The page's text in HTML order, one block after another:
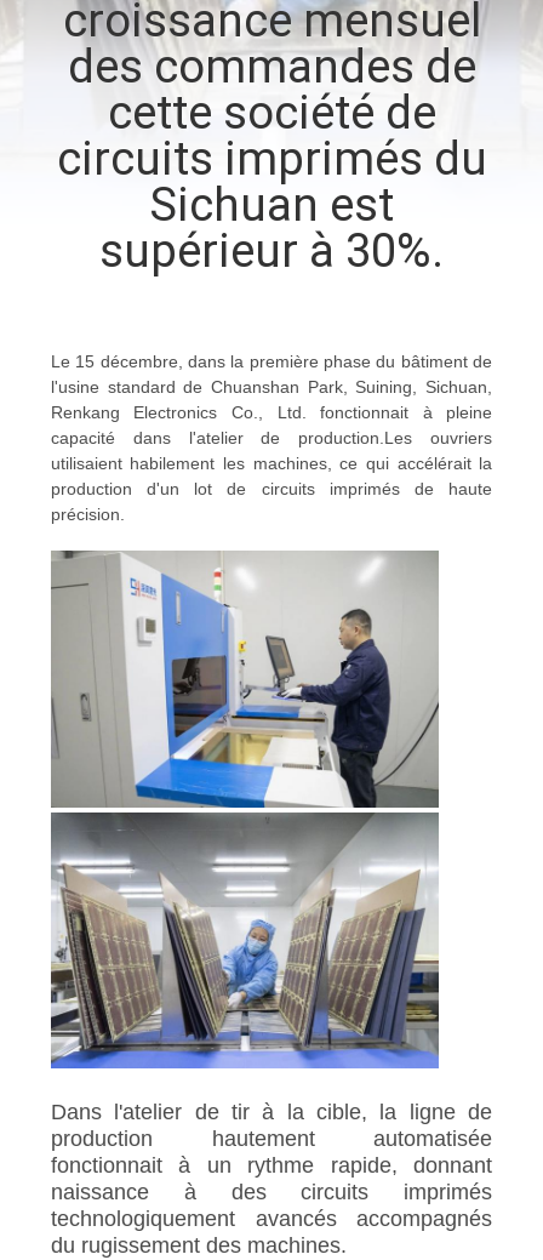
NOUS
L'USINE
CONTRÔLE
QUALITÉ
NOUS
CONTACTER
NOUVELLES
PLAN
SITE
POLITIQUE
CONFIDENTIALITÉ
croissance mensuel
des commandes de
cette société de
circuits imprimés du
Sichuan est
supérieur à 30%.
Le 15 décembre, dans la première phase du bâtiment de
l'usine standard de Chuanshan Park, Suining, Sichuan,
Renkang Electronics Co., Ltd. fonctionnait à pleine
capacité dans l'atelier de production. Les ouvriers
utilisaient habilement les machines, ce qui accélérait la
production d'un lot de circuits imprimés de haute
précision.
Dans l'atelier de tir à la cible, la ligne de
production hautement automatisée
fonctionnait à un rythme rapide, donnant
naissance à des circuits imprimés
technologiquement avancés accompagnés
du rugissement des machines.